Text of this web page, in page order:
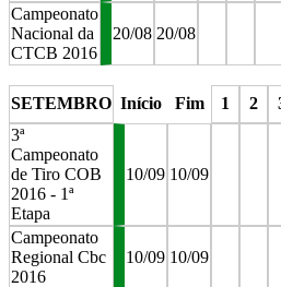
Campeonato
Nacional da
CTCB 2016
20/08 20/08
SETEMBRO Início Fim 1 2
3ª
Campeonato
de Tiro COB
2016 - 1ª
Etapa
10/09 10/09
Campeonato
Regional Cbc
2016
10/09 10/09